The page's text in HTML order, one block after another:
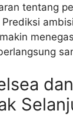
tentang